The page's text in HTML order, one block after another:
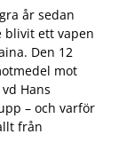
år sedan
blivit ett vapen
Den 12
mot
Hans
– och varför
från